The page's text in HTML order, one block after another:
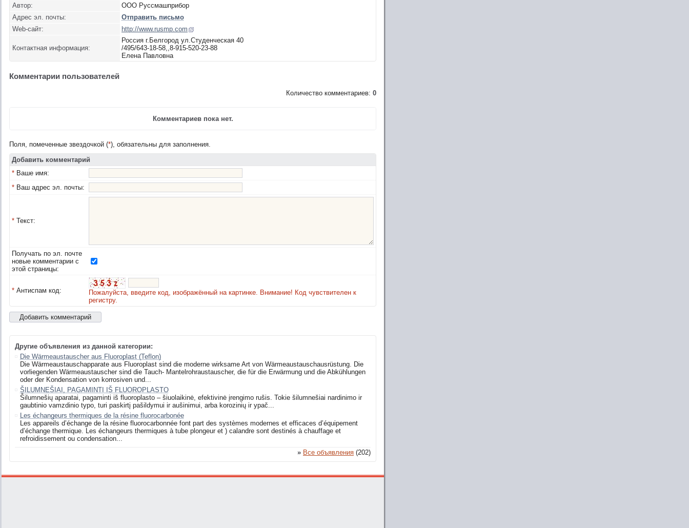
Автор:
ООО Руссмашприбор
Адрес эл. почты:
Отправить письмо
Web-сайт:
http://www.rusmp.com
Контактная информация:
Россия г.Белгород ул.Студенческая 40
/495/643-18-58,,8-915-520-23-88
Елена Павловна
Комментарии пользователей
Количество комментариев: 0
Комментариев пока нет.
Поля, помеченные звездочкой (*), обязательны для заполнения.
Добавить комментарий
* Ваше имя:
* Ваш адрес эл. почты:
* Текст:
Получать по эл. почте
новые комментарии с
этой страницы:
* Антиспам код:
Пожалуйста, введите код, изображённый на картинке. Внимание! Код чувствителен к
регистру.
Другие объявления из данной категории:
Die Wärmeaustauscher aus Fluoroplast (Teflon)
Die Wärmeaustauschapparate aus Fluoroplast sind die moderne wirksame Art von Wärmeaustauschausrüstung. Die
vorliegenden Wärmeaustauscher sind die Tauch- Mantelrohraustauscher, die für die Erwärmung und die Abkühlungen
oder der Kondensation von korrosiven und...
ŠILUMNEŠIAI, PAGAMINTI IŠ FLUOROPLASTO
Šilumnešių aparatai, pagaminti iš fluoroplasto – šiuolaikinė, efektivinė įrengimo rušis. Tokie šilumnešiai nardinimo ir
gaubtinio vamzdinio typo, turi paskirtį pašildymui ir aušinimui, arba korozinių ir ypač...
Les échangeurs thermiques de la résine fluorocarbonée
Les appareils d’échange de la résine fluorocarbonnée font part des systèmes modernes et efficaces d’équipement
d’échange thermique. Les échangeurs thermiques à tube plongeur et ) calandre sont destinés à chauffage et
refroidissement ou condensation...
» Все объявления (202)